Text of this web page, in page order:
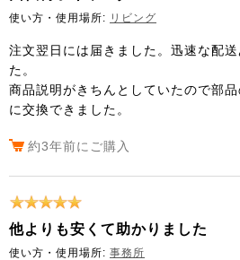
使い方・使用場所: リビング
注文翌日には届きました。迅速な配
た。
商品説明がきちんとしていたので部
に交換できました。
約3年前にご購入
他よりも安くて助かりました
使い方・使用場所: 事務所